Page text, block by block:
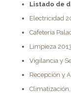
Listado de
Electricidad
Cafetería
Limpieza 2013
Vigilancia y
Recepción y